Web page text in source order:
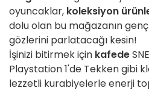
oyuncaklar, koleksiyon
dolu olan bu mağazanın
gözlerini parlatacağı kesin!
İşinizi bitirmek için kafede
Playstation 1'de Tekken gibi
lezzetli kurabiyelerle enerji